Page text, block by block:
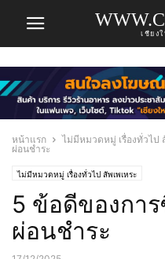
เชียง
หน้าแรก ไม่มีหมวดหมู่ เรื่องทั่วไป
ผ่อนชำระ
ไม่มีหมวดหมู่ เรื่องทั่วไป สัพเพเหระ
5 ข้อดีของกา
ผ่อนชำระ